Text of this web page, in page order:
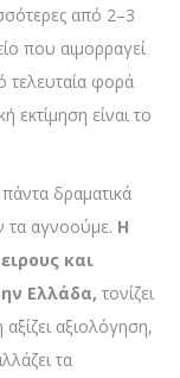
από 2–3
που αιμορραγεί
τελευταία φορά
εκτίμηση είναι το
δραματικά
τα αγνοούμε. Η
και
Ελλάδα, τονίζει
αξιολόγηση,
τα